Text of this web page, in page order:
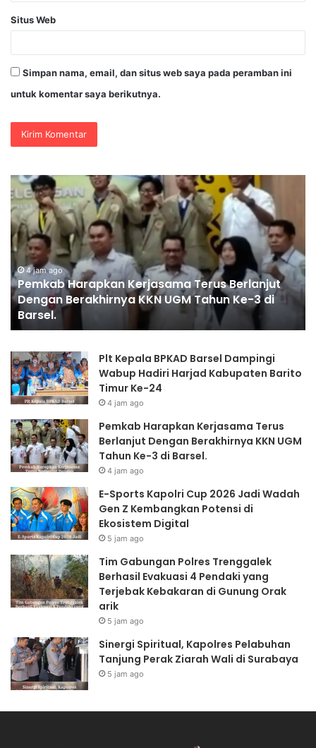
Situs Web
Simpan nama, email, dan situs web saya pada peramban ini
untuk komentar saya berikutnya.
E-
Sports
Kapolri
Cup
2026
Jadi
Wadah
Gen
Z
Kembangkan
Potensi
Ekosistem
Digital
5 jam ago
E-Sports Kapolri Cup 2026 Jadi Wadah Gen Z
Kembangkan Potensi di Ekosistem Digital
4
Plt Kepala BPKAD Barsel Dampingi
Wabup Hadiri Harjad Kabupaten Barito
Timur Ke-24
4 jam ago
Pemkab Harapkan Kerjasama Terus
Berlanjut Dengan Berakhirnya KKN UGM
Tahun Ke-3 di Barsel.
4 jam ago
E-Sports Kapolri Cup 2026 Jadi Wadah
Gen Z Kembangkan Potensi di
Ekosistem Digital
5 jam ago
Tim Gabungan Polres Trenggalek
Berhasil Evakuasi 4 Pendaki yang
Terjebak Kebakaran di Gunung Orak
arik
5 jam ago
Sinergi Spiritual, Kapolres Pelabuhan
Tanjung Perak Ziarah Wali di Surabaya
5 jam ago